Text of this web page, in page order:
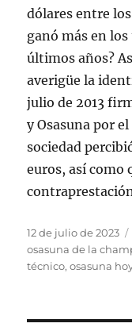
dólares entre
ganó más en
últimos años?
averigüe la
julio de 2013
y Osasuna por
sociedad
euros, así como
Publicado
el
12 de julio de 2023
osasuna de la
técnico,osasuna